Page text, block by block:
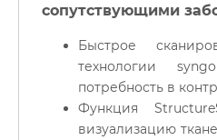
сопутствующими
Быстрое
технологии
потребность в
Функция
визуализацию